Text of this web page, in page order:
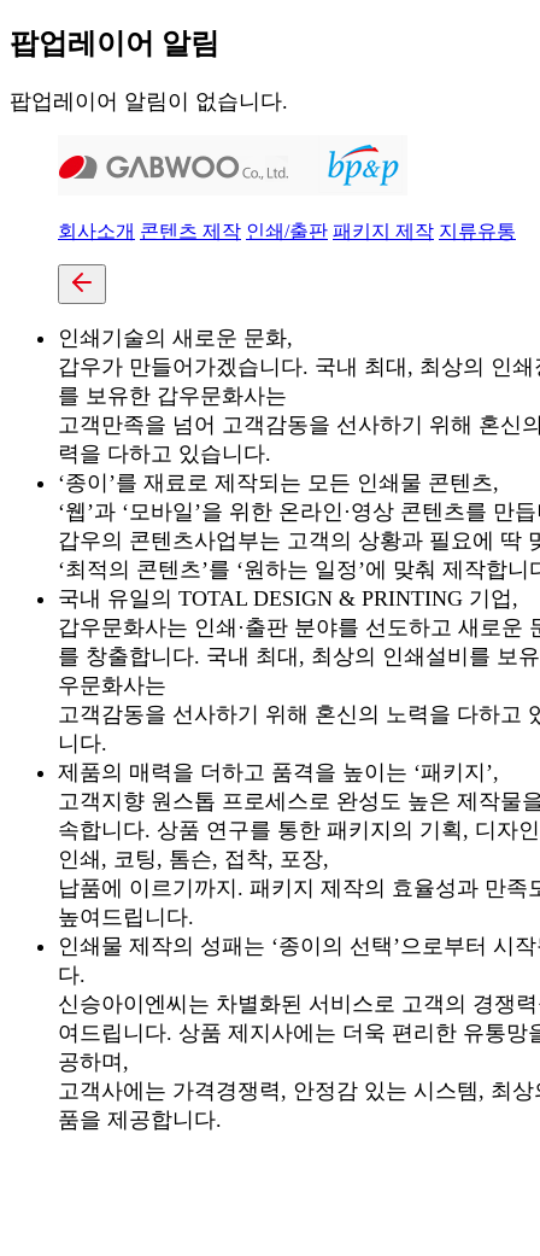
팝업레이어 알림
팝업레이어 알림이 없습니다.
회사소개 콘텐츠 제작 인쇄/출판 패키지 제작 지류유통
인쇄기술의 새로운 문화,
갑우가 만들어가겠습니다. 국내 최대, 최상의 인쇄
를 보유한 갑우문화사는
고객만족을 넘어 고객감동을 선사하기 위해 혼신
력을 다하고 있습니다.
‘종이’를 재료로 제작되는 모든 인쇄물 콘텐츠,
‘웹’과 ‘모바일’을 위한 온라인·영상 콘텐츠를 만
갑우의 콘텐츠사업부는 고객의 상황과 필요에 딱
‘최적의 콘텐츠’를 ‘원하는 일정’에 맞춰 제작합니
국내 유일의 TOTAL DESIGN & PRINTING 기업,
갑우문화사는 인쇄·출판 분야를 선도하고 새로운
를 창출합니다. 국내 최대, 최상의 인쇄설비를 보
우문화사는
고객감동을 선사하기 위해 혼신의 노력을 다하고
니다.
제품의 매력을 더하고 품격을 높이는 ‘패키지’,
고객지향 원스톱 프로세스로 완성도 높은 제작물
속합니다. 상품 연구를 통한 패키지의 기획, 디자
인쇄, 코팅, 톰슨, 접착, 포장,
납품에 이르기까지. 패키지 제작의 효율성과 만족
높여드립니다.
인쇄물 제작의 성패는 ‘종이의 선택’으로부터 시
다.
신승아이엔씨는 차별화된 서비스로 고객의 경쟁
여드립니다. 상품 제지사에는 더욱 편리한 유통망
공하며,
고객사에는 가격경쟁력, 안정감 있는 시스템, 최상
품을 제공합니다.